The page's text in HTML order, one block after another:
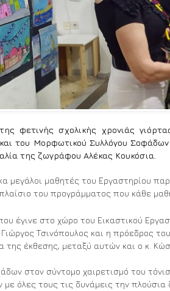
φετινής σχολικής χρονιάς
του Μορφωτικού Συλλόγου
της ζωγράφου Αλέκας Κουκόσια.
μεγάλοι μαθητές του Εργαστηρίου
του προγράμματος που κάθε
έγινε στο χώρο του Εικαστικού
Γιώργος Τσινόπουλος και η πρόεδρος
της έκθεσης, μεταξύ αυτών και ο κ.
στον σύντομο χαιρετισμό του
με όλες τους τις δυνάμεις την